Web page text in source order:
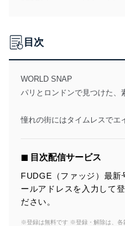
目次
WORLD SNAP
パリとロンドンで見つけた、
憧れの街にはタイムレスでエ
◼︎ 目次配信サービス
FUDGE（ファッジ）最新
ールアドレスを入力して
ださい。
※登録は無料です ※登録・解除は、各